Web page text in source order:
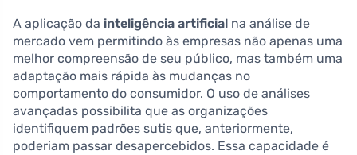
A aplicação da inteligência artificial na análise de
mercado vem permitindo às empresas não apenas uma
melhor compreensão de seu público, mas também uma
adaptação mais rápida às mudanças no
comportamento do consumidor. O uso de análises
avançadas possibilita que as organizações
identifiquem padrões sutis que, anteriormente,
poderiam passar desapercebidos. Essa capacidade é